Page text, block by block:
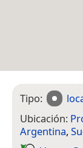
Tipo:
Ubicación:
Argentina,